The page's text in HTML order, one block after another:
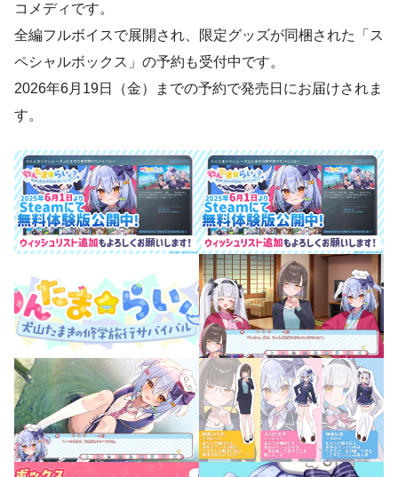
コメディです。
全編フルボイスで展開され、限定グッズが同梱された「ス
ペシャルボックス」の予約も受付中です。
2026年6月19日（金）までの予約で発売日にお届けされま
す。